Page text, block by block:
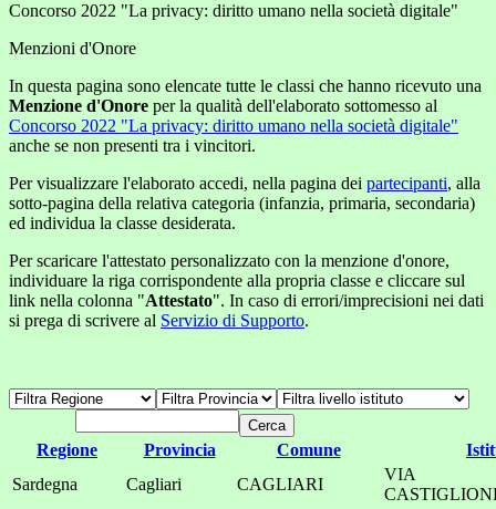
Concorso 2022 "La privacy: diritto umano nella società digitale"
Menzioni d'Onore
In questa pagina sono elencate tutte le classi che hanno ricevuto una
Menzione d'Onore per la qualità dell'elaborato sottomesso al
Concorso 2022 "La privacy: diritto umano nella società digitale"
anche se non presenti tra i vincitori.
Per visualizzare l'elaborato accedi, nella pagina dei partecipanti, alla
sotto-pagina della relativa categoria (infanzia, primaria, secondaria)
ed individua la classe desiderata.
Per scaricare l'attestato personalizzato con la menzione d'onore,
individuare la riga corrispondente alla propria classe e cliccare sul
link nella colonna "Attestato". In caso di errori/imprecisioni nei dati
si prega di scrivere al Servizio di Supporto.
Regione Provincia Comune
Sardegna
Cagliari CAGLIARI
VIA